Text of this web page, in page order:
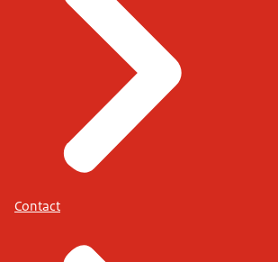
Contact